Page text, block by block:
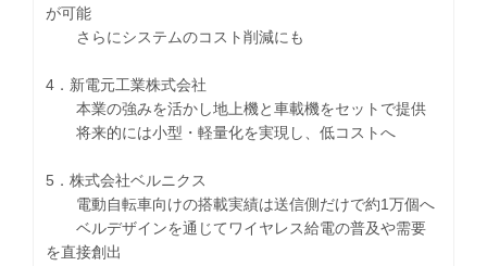
が可能
さらにシステムのコスト削減にも
4．新電元工業株式会社
本業の強みを活かし地上機と車載機をセットで提供
将来的には小型・軽量化を実現し、低コストへ
5．株式会社ベルニクス
電動自転車向けの搭載実績は送信側だけで約1万個へ
ベルデザインを通じてワイヤレス給電の普及や需要
を直接創出